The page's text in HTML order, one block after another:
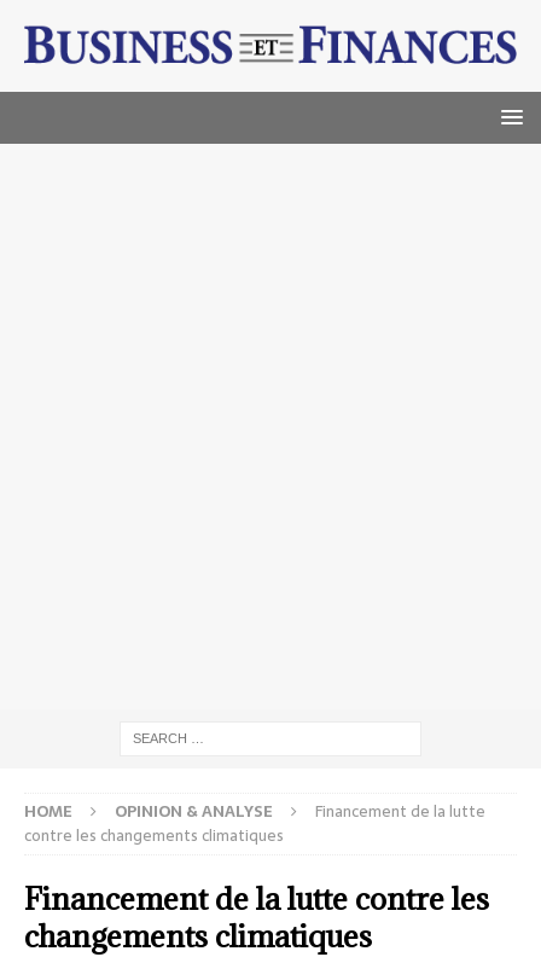
HOME OPINION & ANALYSE
Financement de la lutte
contre les changements climatiques
Financement de la lutte contre les
changements climatiques